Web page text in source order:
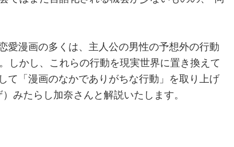
愛漫画の多くは、主人公の男性の予想外の行動
しかし、これらの行動を現実世界に置き換えて
て「漫画のなかでありがちな行動」を取り上げ
）みたらし加奈さんと解説いたします。